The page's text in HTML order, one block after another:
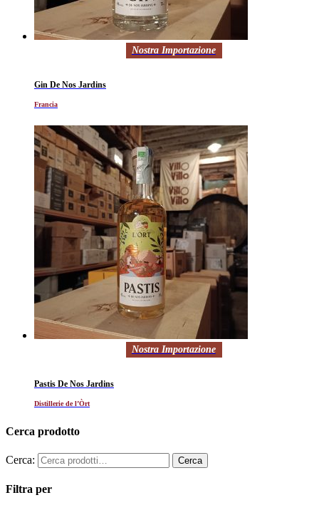
Nostra Importazione
Gin De Nos Jardins
Francia
Nostra Importazione
Pastis De Nos Jardins
Distillerie de l’Òrt
Cerca prodotto
Cerca:
Filtra per